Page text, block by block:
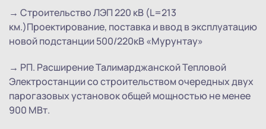
→ Строительство ЛЭП 220 кВ (L=213
км.)Проектирование, поставка и ввод в эксплуатацию
новой подстанции 500/220кВ «Мурунтау»
→ РП. Расширение Талимарджанской Тепловой
Электростанции со строительством очередных двух
парогазовых установок общей мощностью не менее
900 МВт.